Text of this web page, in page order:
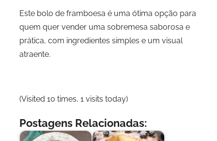
Este bolo de framboesa é uma ótima opção para
quem quer vender uma sobremesa saborosa e
prática, com ingredientes simples e um visual
atraente.
(Visited 10 times, 1 visits today)
Postagens Relacionadas: